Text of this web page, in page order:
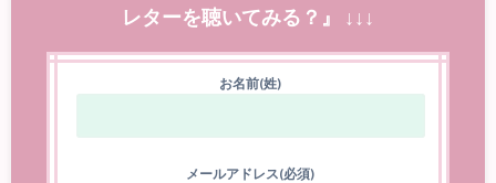
レターを聴いてみる？』 ↓↓↓
お名前(姓)
メールアドレス(必須)